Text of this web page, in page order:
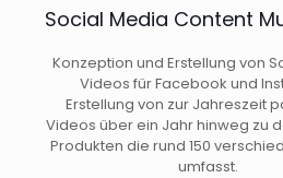
Social Media Content
Konzeption und Erstellung von
Videos für Facebook und
Erstellung von zur Jahreszeit
Videos über ein Jahr hinweg zu
Produkten die rund 150
umfasst.